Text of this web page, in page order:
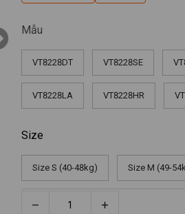
Mẫu
Size
VT8228DT VT8228SE
VT8228LA VT8228HR
Size S (40-48kg) Size M (49-